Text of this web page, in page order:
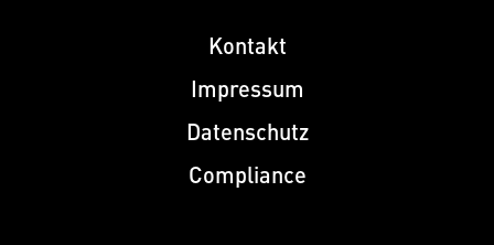
Kontakt
Impressum
Datenschutz
Compliance